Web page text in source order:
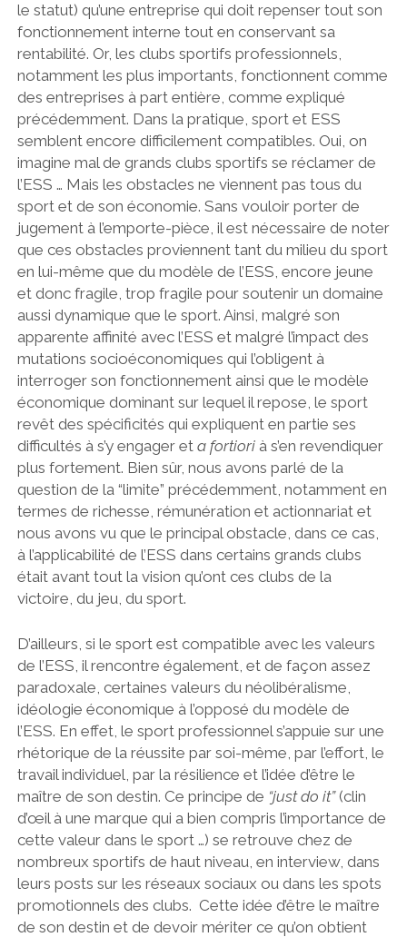
le statut) qu’une entreprise qui doit repenser tout son
fonctionnement interne tout en conservant sa
rentabilité. Or, les clubs sportifs professionnels,
notamment les plus importants, fonctionnent comme
des entreprises à part entière, comme expliqué
précédemment. Dans la pratique, sport et ESS
semblent encore difficilement compatibles. Oui, on
imagine mal de grands clubs sportifs se réclamer de
l’ESS … Mais les obstacles ne viennent pas tous du
sport et de son économie. Sans vouloir porter de
jugement à l’emporte-pièce, il est nécessaire de noter
que ces obstacles proviennent tant du milieu du sport
en lui-même que du modèle de l’ESS, encore jeune
et donc fragile, trop fragile pour soutenir un domaine
aussi dynamique que le sport. Ainsi, malgré son
apparente affinité avec l’ESS et malgré l’impact des
mutations socioéconomiques qui l’obligent à
interroger son fonctionnement ainsi que le modèle
économique dominant sur lequel il repose, le sport
revêt des spécificités qui expliquent en partie ses
difficultés à s’y engager et a fortiorià s’en revendiquer
plus fortement. Bien sûr, nous avons parlé de la
question de la “limite” précédemment, notamment en
termes de richesse, rémunération et actionnariat et
nous avons vu que le principal obstacle, dans ce cas,
à l’applicabilité de l’ESS dans certains grands clubs
était avant tout la vision qu’ont ces clubs de la
victoire, du jeu, du sport.
D’ailleurs, si le sport est compatible avec les valeurs
de l’ESS, il rencontre également, et de façon assez
paradoxale, certaines valeurs du néolibéralisme,
idéologie économique à l’opposé du modèle de
l’ESS. En effet, le sport professionnel s’appuie sur une
rhétorique de la réussite par soi-même, par l’effort, le
travail individuel, par la résilience et l’idée d’être le
maître de son destin. Ce principe de “just do it”(clin
d’œil à une marque qui a bien compris l’importance de
cette valeur dans le sport …) se retrouve chez de
nombreux sportifs de haut niveau, en interview, dans
leurs posts sur les réseaux sociaux ou dans les spots
promotionnels des clubs. Cette idée d’être le maître
de son destin et de devoir mériter ce qu’on obtient